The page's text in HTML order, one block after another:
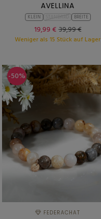
AVELLINA
KLEIN BREITE
19,99 €39,99 €
Weniger als 15 Stück auf Lager
-50%
FEDERACHAT